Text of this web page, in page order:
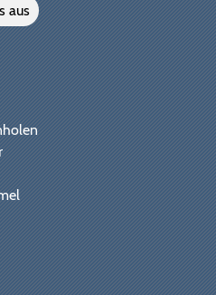
aus